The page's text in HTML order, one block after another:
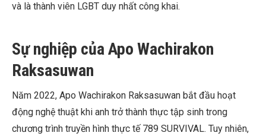
và là thành viên LGBT duy nhất công khai.
Sự nghiệp của Apo Wachirakon
Raksasuwan
Năm 2022, Apo Wachirakon Raksasuwan bắt đầu hoạt
động nghệ thuật khi anh trở thành thực tập sinh trong
chương trình truyền hình thực tế 789 SURVIVAL. Tuy nhiên,